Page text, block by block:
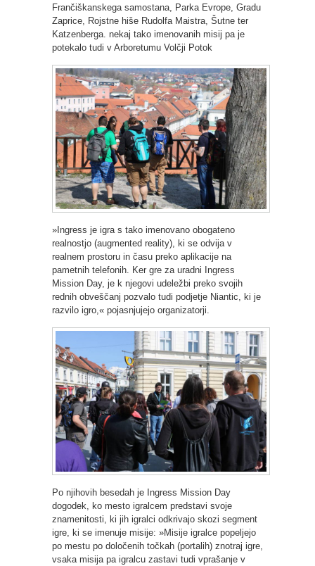
Frančiškanskega samostana, Parka Evrope, Gradu
Zaprice, Rojstne hiše Rudolfa Maistra, Šutne ter
Katzenberga. nekaj tako imenovanih misij pa je
potekalo tudi v Arboretumu Volčji Potok
»Ingress je igra s tako imenovano obogateno
realnostjo (augmented reality), ki se odvija v
realnem prostoru in času preko aplikacije na
pametnih telefonih. Ker gre za uradni Ingress
Mission Day, je k njegovi udeležbi preko svojih
rednih obveščanj pozvalo tudi podjetje Niantic, ki je
razvilo igro,« pojasnjujejo organizatorji.
Po njihovih besedah je Ingress Mission Day
dogodek, ko mesto igralcem predstavi svoje
znamenitosti, ki jih igralci odkrivajo skozi segment
igre, ki se imenuje misije: »Misije igralce popeljejo
po mestu po določenih točkah (portalih) znotraj igre,
vsaka misija pa igralcu zastavi tudi vprašanje v